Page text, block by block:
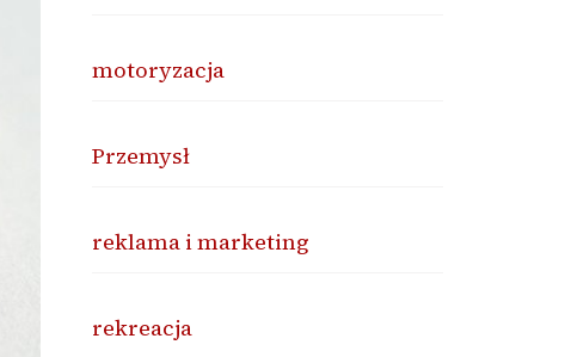
motoryzacja
Przemysł
reklama i marketing
rekreacja